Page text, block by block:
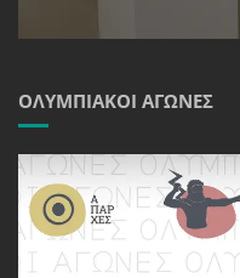
ΟΛΥΜΠΙΑΚΟΊ ΑΓΏΝΕΣ